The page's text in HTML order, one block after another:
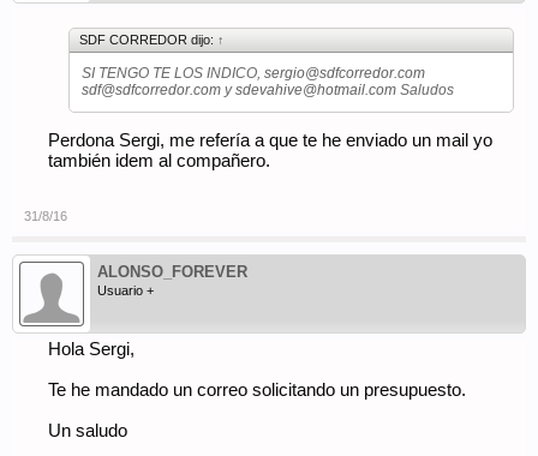
SDF CORREDOR dijo: ↑
SI TENGO TE LOS INDICO,sergio@sdfcorredor.com
sdf@sdfcorredor.com ysdevahive@hotmail.com Saludos
Perdona Sergi, me refería a que te he enviado un mail yo
también idem al compañero.
31/8/16
ALONSO_FOREVER
Usuario +
Hola Sergi,
Te he mandado un correo solicitando un presupuesto.
Un saludo